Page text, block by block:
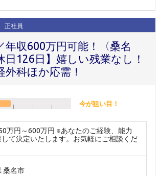
正社員
年収600万円可能！〈桑名
日126日】嬉しい残業なし！
外科ほか応需！
今が狙い目！
万円～600万円 ※あなたのご経験、能力
して決定いたします。お気軽にご相談くだ
桑名市